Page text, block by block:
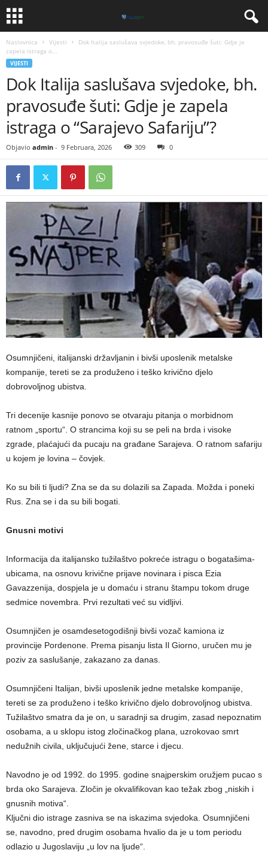
Naslovnica Vijesti
​Dok Italija saslušava svjedoke, bh. pravosuđe šuti: Gdje je
zapela istraga o...
VIJESTI
​Dok Italija saslušava svjedoke, bh.
pravosuđe šuti: Gdje je zapela
istraga o “Sarajevo Safariju”?
Objavio admin - 9 Februara, 2026 309 0
Osumnjičeni, italijanski državljanin i bivši uposlenik metalske
kompanije, tereti se za produženo i teško krivično djelo
dobrovoljnog ubistva.
Tri decenije kasnije ponovo se otvaraju pitanja o morbidnom
ratnom „sportu“. O strancima koji su se peli na brda i visoke
zgrade, plaćajući da pucaju na građane Sarajeva. O ratnom safariju
u kojem je lovina – čovjek.
Ko su bili ti ljudi? Zna se da su dolazili sa Zapada. Možda i poneki
Rus. Zna se i da su bili bogati.
Gnusni motivi
Informacija da italijansko tužilaštvo pokreće istragu o bogatašima-
ubicama, na osnovu krivične prijave novinara i pisca Ezia
Gavazzenija, dospjela je u domaću i stranu štampu tokom druge
sedmice novembra. Prvi rezultati već su vidljivi.
Osumnjičen je osamdesetogodišnji bivši vozač kamiona iz
provincije Pordenone. Prema pisanju lista Il Giorno, uručen mu je
poziv za saslušanje, zakazano za danas.
Osumnjičeni Italijan, bivši uposlenik jedne metalske kompanije,
tereti se za produženo i teško krivično djelo dobrovoljnog ubistva.
Tužilaštvo smatra da je on, u saradnji sa drugim, zasad nepoznatim
osobama, a u sklopu istog zločinačkog plana, uzrokovao smrt
nedužnih civila, uključujući žene, starce i djecu.
Navodno je od 1992. do 1995. godine snajperskim oružjem pucao s
brda oko Sarajeva. Zločin je okvalifikovan kao težak zbog „niskih i
gnusnih motiva“.
Ključni dio istrage zasniva se na iskazima svjedoka. Osumnjičeni
se, navodno, pred drugim osobama hvalio da je u tom periodu
odlazio u Jugoslaviju „u lov na ljude“.